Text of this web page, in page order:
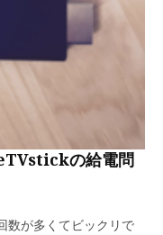
の給電問
数が多くてビックリで